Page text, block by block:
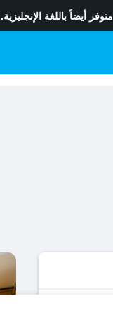
متوفر أيضاً باللغة الإنجليزية.